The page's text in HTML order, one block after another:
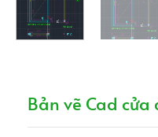
Bản vẽ Cad